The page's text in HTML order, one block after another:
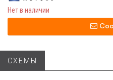
Нет в наличии
СХЕМЫ